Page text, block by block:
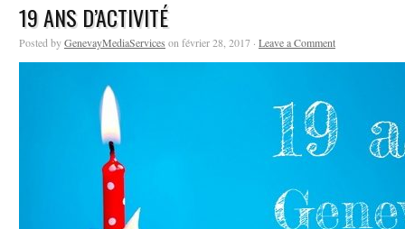
19 ANS D’ACTIVITÉ
Posted byGenevayMediaServices on février 28, 2017 · Leave a Comment